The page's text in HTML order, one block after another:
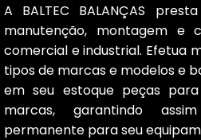
A BALTEC BALANÇAS
manutenção, montagem e
comercial e industrial. Efetua
tipos de marcas e modelos e
em seu estoque peças
marcas, garantindo
permanente para seu